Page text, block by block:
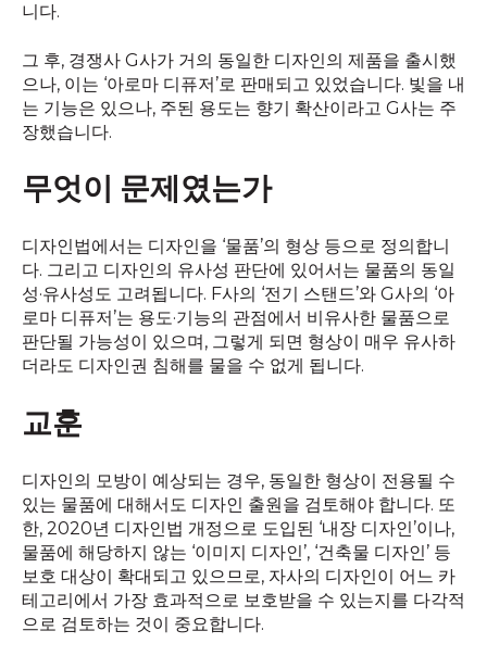
니다.
그 후, 경쟁사 G사가 거의 동일한 디자인의 제품을 출시했
으나, 이는 ‘아로마 디퓨저’로 판매되고 있었습니다. 빛을 내
는 기능은 있으나, 주된 용도는 향기 확산이라고 G사는 주
장했습니다.
무엇이 문제였는가
디자인법에서는 디자인을 ‘물품’의 형상 등으로 정의합니
다. 그리고 디자인의 유사성 판단에 있어서는 물품의 동일
성·유사성도 고려됩니다. F사의 ‘전기 스탠드’와 G사의 ‘아
로마 디퓨저’는 용도·기능의 관점에서 비유사한 물품으로
판단될 가능성이 있으며, 그렇게 되면 형상이 매우 유사하
더라도 디자인권 침해를 물을 수 없게 됩니다.
교훈
디자인의 모방이 예상되는 경우, 동일한 형상이 전용될 수
있는 물품에 대해서도 디자인 출원을 검토해야 합니다. 또
한, 2020년 디자인법 개정으로 도입된 ‘내장 디자인’이나,
물품에 해당하지 않는 ‘이미지 디자인’, ‘건축물 디자인’ 등
보호 대상이 확대되고 있으므로, 자사의 디자인이 어느 카
테고리에서 가장 효과적으로 보호받을 수 있는지를 다각적
으로 검토하는 것이 중요합니다.